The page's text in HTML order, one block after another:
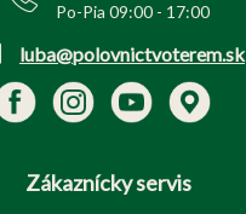
Po-Pia 09:00 - 17:00
luba@polovnictvoterem.sk
Zákaznícky servis